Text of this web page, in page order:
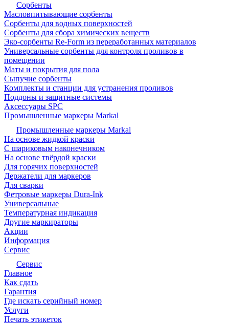
Сорбенты
Масловпитывающие сорбенты
Сорбенты для водных поверхностей
Сорбенты для сбора химических веществ
Эко-сорбенты Re-Form из переработанных материалов
Универсальные сорбенты для контроля проливов в
помещении
Маты и покрытия для пола
Сыпучие сорбенты
Комплекты и станции для устранения проливов
Поддоны и защитные системы
Аксессуары SPC
Промышленные маркеры Markal
Промышленные маркеры Markal
На основе жидкой краски
С шариковым наконечником
На основе твёрдой краски
Для горячих поверхностей
Держатели для маркеров
Для сварки
Фетровые маркеры Dura-Ink
Универсальные
Температурная индикация
Другие маркираторы
Акции
Информация
Сервис
Сервис
Главное
Как сдать
Гарантия
Где искать серийный номер
Услуги
Печать этикеток